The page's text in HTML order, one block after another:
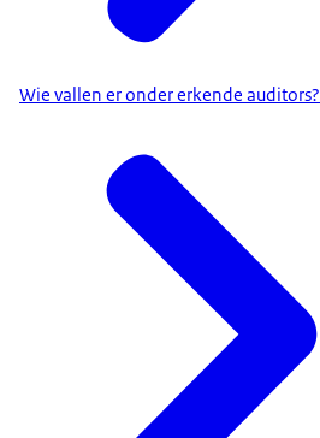
Wie vallen er onder erkende auditors?